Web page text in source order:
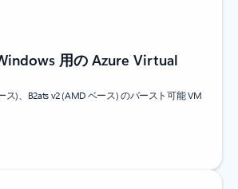
用の Azure Virtual
ス)、B2ats v2 (AMD ベース) のバースト可能 VM